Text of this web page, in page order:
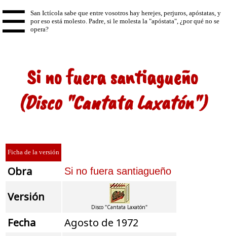
☰
Si no fuera santiagueño
(Disco "Cantata Laxatón")
Ficha de la versión
Obra Si no fuera santiagueño
Versión
Disco "Cantata Laxatón"
Fecha
Agosto de 1972